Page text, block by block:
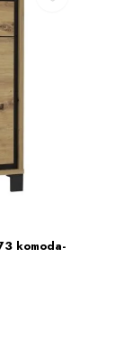
komoda-